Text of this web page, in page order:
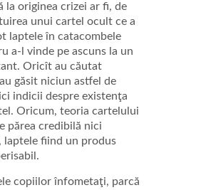
la originea crizei ar fi, de
unui cartel ocult ce a
laptele în catacombele
a-l vinde pe ascuns la un
Oricît au căutat
găsit niciun astfel de
indicii despre existenţa
Oricum, teoria cartelului
părea credibilă nici
laptele fiind un produs
copiilor înfometaţi, parcă